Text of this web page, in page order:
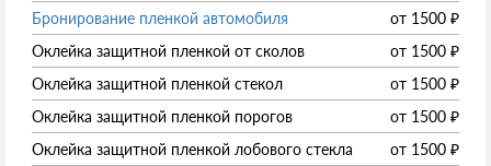
Бронирование пленкой автомобиля
от 1500 ₽
Оклейка защитной пленкой от сколов
от 1500 ₽
Оклейка защитной пленкой стекол
от 1500 ₽
Оклейка защитной пленкой порогов
от 1500 ₽
Оклейка защитной пленкой лобового стекла
от 1500 ₽